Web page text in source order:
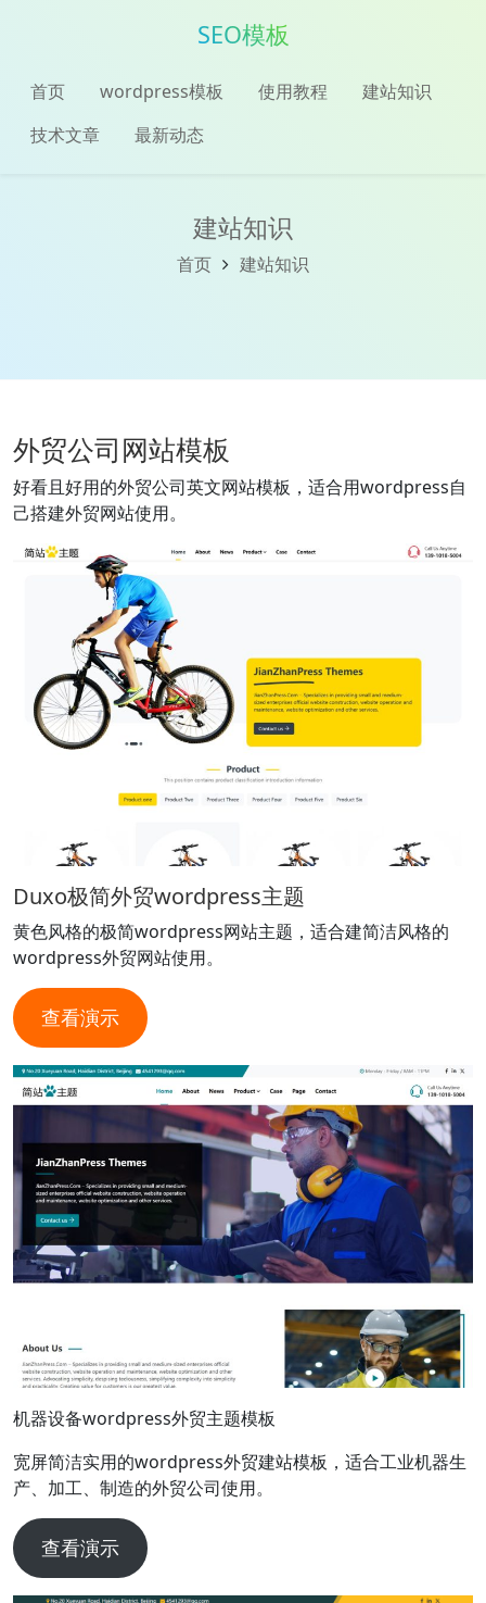
SEO模板
首页 wordpress模板 使用教程
建站知识
技术文章
最新动态
建站知识
首页 建站知识
外贸公司网站模板
好看且好用的外贸公司英文网站模板，适合用wordpress自
己搭建外贸网站使用。
Duxo极简外贸wordpress主题
黄色风格的极简wordpress网站主题，适合建简洁风格的
wordpress外贸网站使用。
查看演示
机器设备wordpress外贸主题模板
宽屏简洁实用的wordpress外贸建站模板，适合工业机器生
产、加工、制造的外贸公司使用。
查看演示